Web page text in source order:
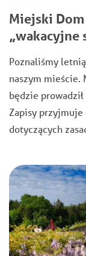
Miejski
„wakacyjne
Poznaliśmy
naszym mieście.
będzie prowadził
Zapisy przyjmuje
dotyczących